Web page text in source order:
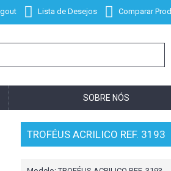
Lista de Desejos Comparar
SOBRE NÓS
TROFÉUS ACRILICO REF. 3193